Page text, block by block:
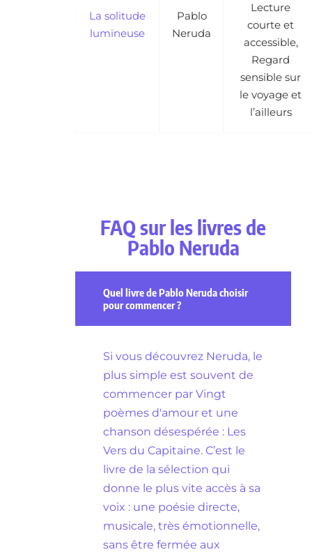
La solitude
lumineuse
Pablo
Neruda
Lecture
courte et
accessible,
Regard
sensible sur
le voyage et
l’ailleurs
FAQ sur les livres de
Pablo Neruda
Quel livre de Pablo Neruda choisir
pour commencer ?
Si vous découvrez Neruda, le
plus simple est souvent de
commencer par Vingt
poèmes d'amour et une
chanson désespérée : Les
Vers du Capitaine. C’est le
livre de la sélection qui
donne le plus vite accès à sa
voix : une poésie directe,
musicale, très émotionnelle,
sans être fermée aux